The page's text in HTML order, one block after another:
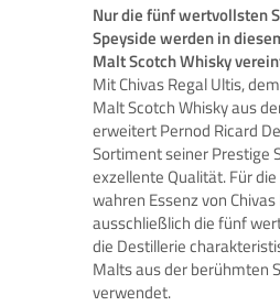
Nur die fünf wertvollsten
Speyside werden in
Malt Scotch Whisky
Mit Chivas Regal Ultis,
Malt Scotch Whisky aus
erweitert Pernod Ricard
Sortiment seiner Prestige
exzellente Qualität. Für
wahren Essenz von
ausschließlich die fünf
die Destillerie
Malts aus der berühmten
verwendet.